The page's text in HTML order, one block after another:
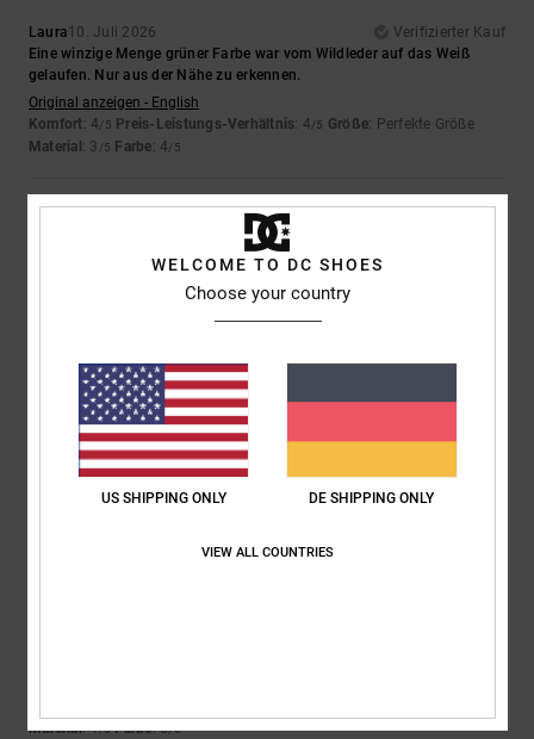
Laura10. Juli 2026
Verifizierter Kauf
Eine winzige Menge grüner Farbe war vom Wildleder auf das Weiß
gelaufen. Nur aus der Nähe zu erkennen.
Original anzeigen - English
Komfort: 4/5 Preis-Leistungs-Verhältnis: 4/5 Größe: Perfekte Größe
Material : 3 /5 Farbe: 4/5
5/5
Original anzeigen - Dutch
Komfort: 4/5 Preis-Leistungs-Verhältnis: 5/5 Größe: Perfekte Größe
Material: 5/5 Farbe: 5/5
Ich empfehle dieses Produkt
Material: 4/5 Farbe: 5/5
WELCOME TO DC SHOES
Choose your country
US SHIPPING ONLY DE SHIPPING ONLY
VIEW ALL COUNTRIES